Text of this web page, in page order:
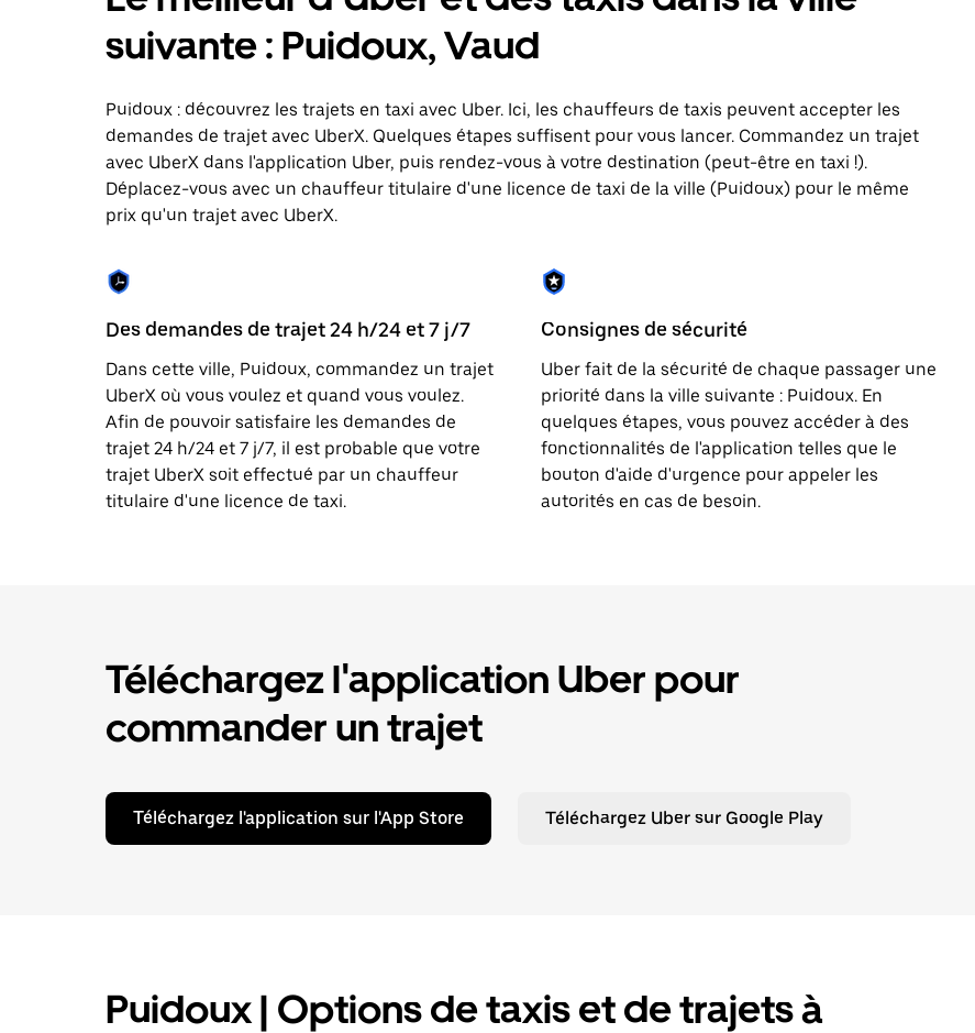
le
calendrier
et
date.
Appuyez
sur
la
touche
Échap
pour
le
calendrier.
suivante : Puidoux, Vaud
Puidoux : découvrez les trajets en taxi avec Uber. Ici, les chauffeurs de taxis peuvent accepter les
demandes de trajet avec UberX. Quelques étapes suffisent pour vous lancer. Commandez un trajet
avec UberX dans l'application Uber, puis rendez-vous à votre destination (peut-être en taxi !).
Déplacez-vous avec un chauffeur titulaire d'une licence de taxi de la ville (Puidoux) pour le même
prix qu'un trajet avec UberX.
Des demandes de trajet 24 h/24 et 7 j/7
Dans cette ville, Puidoux, commandez un trajet
UberX où vous voulez et quand vous voulez.
Afin de pouvoir satisfaire les demandes de
trajet 24 h/24 et 7 j/7, il est probable que votre
trajet UberX soit effectué par un chauffeur
titulaire d'une licence de taxi.
Consignes de sécurité
Uber fait de la sécurité de chaque passager une
priorité dans la ville suivante : Puidoux. En
quelques étapes, vous pouvez accéder à des
fonctionnalités de l'application telles que le
bouton d'aide d'urgence pour appeler les
autorités en cas de besoin.
Téléchargez l'application Uber pour
commander un trajet
Téléchargez l'application sur l'App Store Téléchargez Uber sur Google Play
Puidoux | Options de taxis et de trajets à